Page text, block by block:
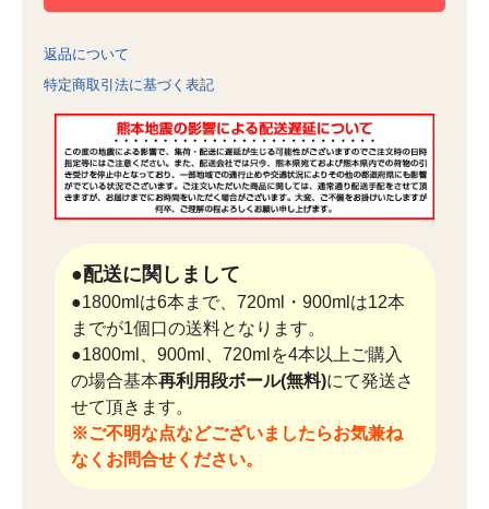
返品について
特定商取引法に基づく表記
●配送に関しまして
●1800mlは6本まで、720ml・900mlは12本
までが1個口の送料となります。
●1800ml、900ml、720mlを4本以上ご購入
の場合基本再利用段ボール(無料)にて発送さ
せて頂きます。
※ご不明な点などございましたらお気兼ね
なくお問合せください。